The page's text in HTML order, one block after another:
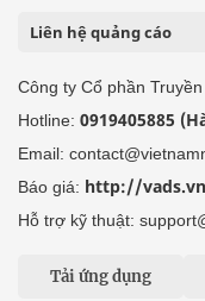
Liên hệ quảng cáo
Công ty Cổ phần
Hotline: 0919405885
Email:
Báo giá: http://vads.vn
Hỗ trợ kỹ thuật:
Tải ứng dụng